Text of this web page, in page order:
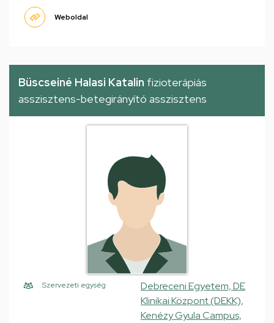
Weboldal
Büscseiné Halasi Katalin fizioterápiás
asszisztens-betegirányító asszisztens
Szervezeti egység
Debreceni Egyetem, DE
Klinikai Központ (DEKK),
Kenézy Gyula Campus,